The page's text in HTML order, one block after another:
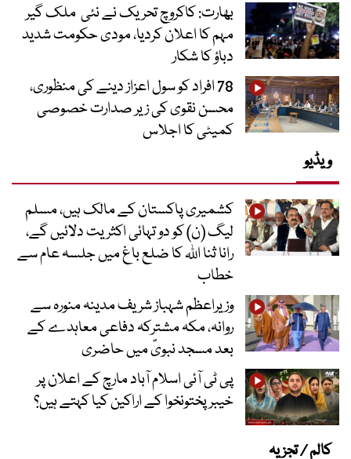
بھارت: کاکروچ تحریک نے نئی ملک گیر
مہم کا اعلان کردیا، مودی حکومت شدید
دباؤ کا شکار
78 افراد کو سول اعزاز دینے کی منظوری،
محسن نقوی کی زیر صدارت خصوصی
کمیٹی کا اجلاس
ویڈیو
کشمیری پاکستان کے مالک ہیں، مسلم
لیگ (ن) کو دو تہائی اکثریت دلائیں گے،
رانا ثنا اللہ کا ضلع باغ میں جلسہ عام سے
خطاب
وزیراعظم شہباز شریف مدینہ منورہ سے
روانہ، مکہ مشترکہ دفاعی معاہدے کے
بعد مسجد نبویؐ میں حاضری
پی ٹی آئی اسلام آباد مارچ کے اعلان پر
خیبر پختونخوا کے اراکین کیا کہتے ہیں؟
کالم / تجزیہ